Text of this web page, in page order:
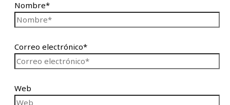
Nombre*
Correo electrónico*
Web